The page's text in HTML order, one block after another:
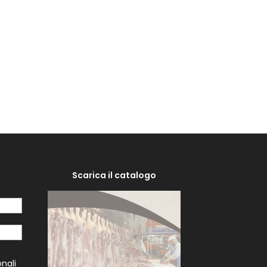
Scarica il catalogo